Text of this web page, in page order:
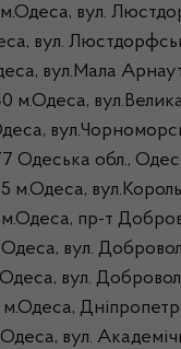
вул.
вул.
вул.Мала
обл.,
пр-т
вул.
вул.
вул.